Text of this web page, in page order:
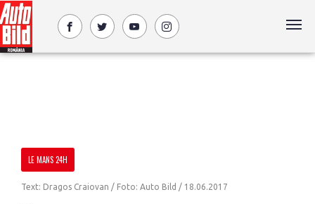
LE MANS 24H
Text: Dragos Craiovan / Foto: Auto Bild / 18.06.2017